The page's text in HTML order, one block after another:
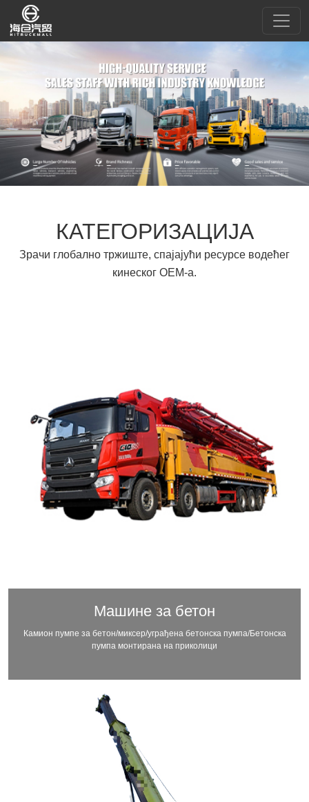
КАТЕГОРИЗАЦИЈА
Зрачи глобално тржиште, спајајући ресурсе водећег
кинеског ОЕМ-а.
Машине за бетон
Камион пумпе за бетон/миксер/уграђена бетонска пумпа/Бетонска
пумпа монтирана на приколици